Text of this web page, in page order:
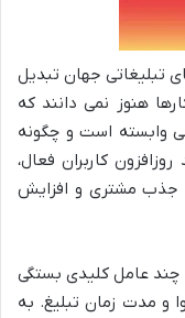
تبلیغاتی جهان تبدیل
هنوز نمی دانند که
وابسته است و چگونه
کاربران فعال،
جذب مشتری و افزایش
چند عامل کلیدی بستگی
و مدت زمان تبلیغ. به